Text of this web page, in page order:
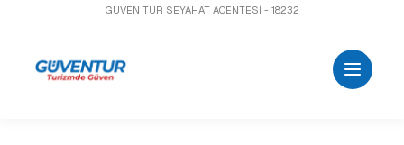
GÜVEN TUR SEYAHAT ACENTESİ - 18232